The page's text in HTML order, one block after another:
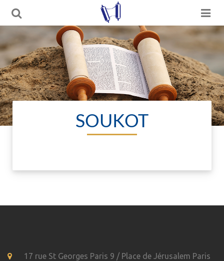
SOUKOT
17 rue St Georges Paris 9 / Place de Jérusalem Paris